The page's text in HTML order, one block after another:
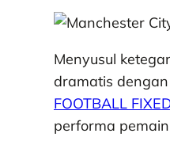
p
k
e
m
Menyusul
dramatis
FOOTBALL
performa